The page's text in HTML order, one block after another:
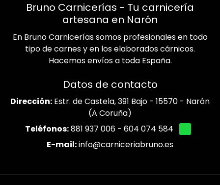
Bruno Carnicerías - Tu carnicería
artesana en Narón
En Bruno Carnicerías somos profesionales en todo
tipo de carnes y en los elaborados cárnicos.
Hacemos envíos a toda España.
Datos de contacto
Dirección: Estr. de Castela, 391 Bajo - 15570 - Narón
(A Coruña)
Teléfonos:881 937 006 - 604 074 584
E-mail:info@carniceriabruno.es